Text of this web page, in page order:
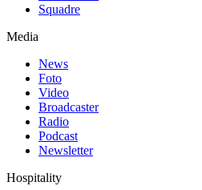
Squadre
Media
News
Foto
Video
Broadcaster
Radio
Podcast
Newsletter
Hospitality